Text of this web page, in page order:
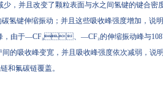
，并且改变了颗粒表面与水之间氢键的键合密度
键伸缩振动；并且这些吸收峰强度增加，说
，由于—CF₃、—CF₂的伸缩振动峰与
的吸收峰变宽，并且吸收峰强度依次减弱，
氟碳链覆盖。